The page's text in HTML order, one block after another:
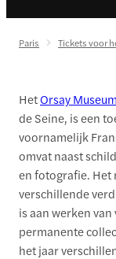
Paris Tickets voor
HetOrsay Museum
de Seine, is een
voornamelijk
omvat naast
en fotografie. Het
verschillende
is aan werken
permanente
het jaar